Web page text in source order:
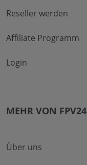
Reseller werden
Affiliate Programm
Login
MEHR VON FPV24
Über uns